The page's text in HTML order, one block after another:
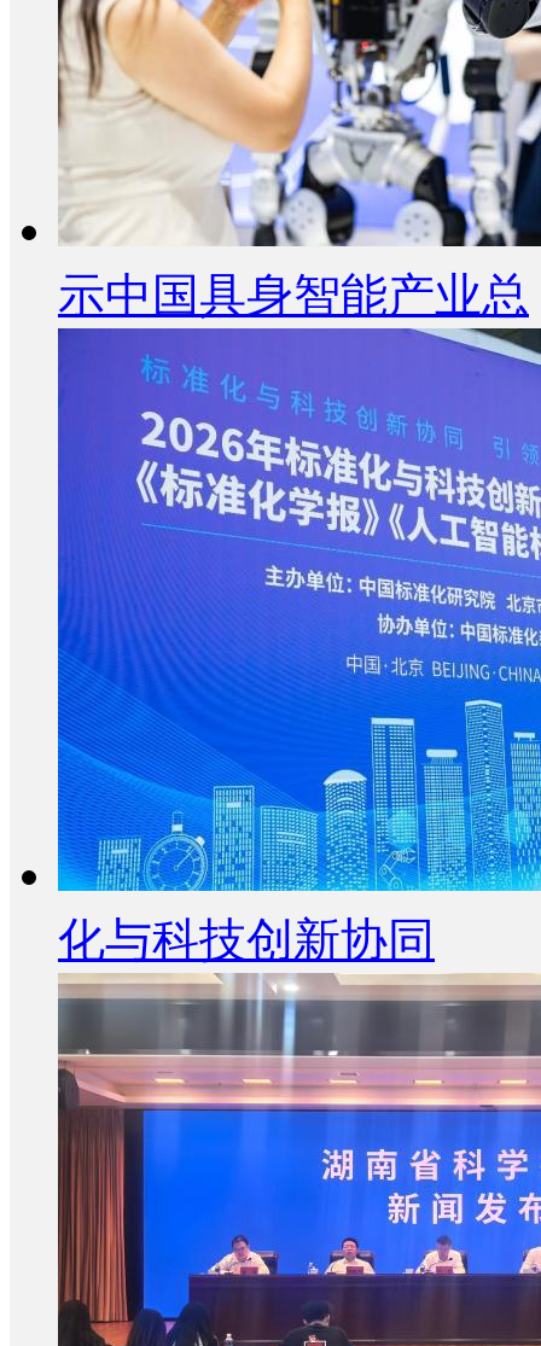
示中国具身智能产业总
化与科技创新协同